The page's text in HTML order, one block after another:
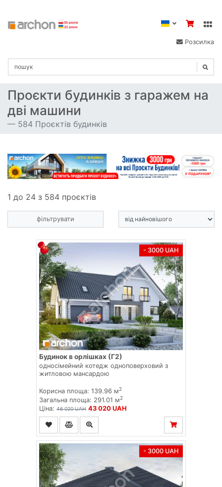
Розсилка
Проєкти будинків з гаражем на
дві машини
584 Проєктів будинків
1 до 24 з 584 проєктів
фільтрувати
- 3000 UAH
Будинок в орлішках (Г2)
односімейний котедж одноповерховий з
житловою мансардою
Корисна площа: 139.96 м2
Загальна площа: 291.01 м2
Ціна: 46 020 UAH 43 020 UAH
- 3000 UAH